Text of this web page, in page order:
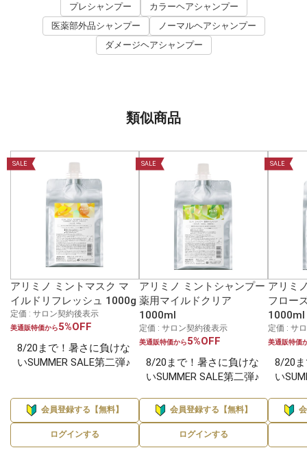
プレシャンプー
カラーヘアシャンプー
医薬部外品シャンプー
ノーマルヘアシャンプー
ダメージヘアシャンプー
類似商品
SALE
アリミノ ミントマスク マ
イルドリフレッシュ 1000g
定価 : サロン契約後表示
美通販特価から5%OFF
8/20まで！暑さに負けな
いSUMMER SALE第二弾♪
会員登録する【無料】
ログインする
SALE
アリミノ ミントシャンプー
薬用マイルドクリア
1000ml
定価 : サロン契約後表示
美通販特価から5%OFF
8/20まで！暑さに負けな
いSUMMER SALE第二弾♪
会員登録する【無料】
ログインする
SALE
アリミ
フロー
1000ml
定価 : サ
美通販特価
8/20
い